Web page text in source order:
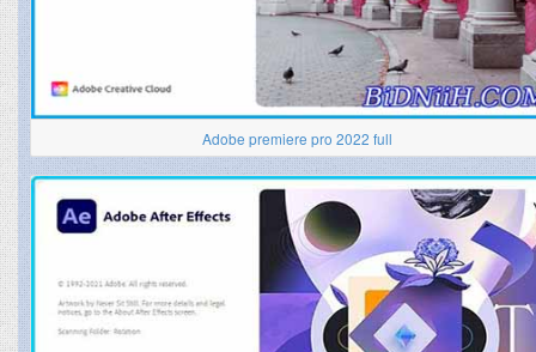
Adobe premiere pro 2022 full